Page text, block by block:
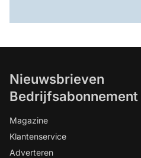
Nieuwsbrieven
Bedrijfsabonnement
Magazine
Klantenservice
Adverteren